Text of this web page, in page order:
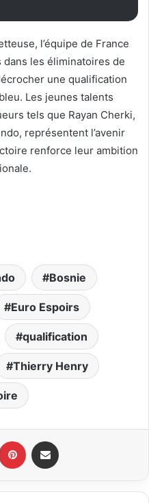
l’équipe de France
les éliminatoires de
une qualification
Les jeunes talents
tels que Rayan Cherki,
représentent l’avenir
renforce leur ambition
Bosnie
Euro Espoirs
qualification
Thierry Henry